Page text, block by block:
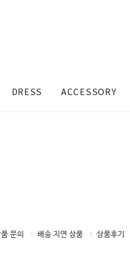
DRESS ACCESSORY
문의 배송 지연 상품 상품후기